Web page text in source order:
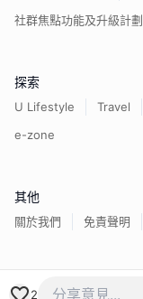
2
社群焦點功能及升級計劃
探索
U Lifestyle Travel
e-zone
其他
關於我們 免責聲明
香港經濟日報版權所有©